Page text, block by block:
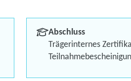
Berufliches Profil
Bis zu 100 % Förderung
Abschluss
Trägerinternes